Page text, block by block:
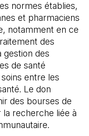
normes établies,
et pharmaciens
notamment en ce
des
gestion des
de santé
entre les
Le don
des bourses de
recherche liée à